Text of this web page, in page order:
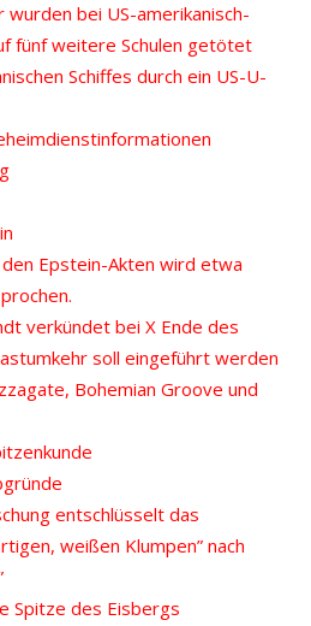
bei US-amerikanisch-
fünf weitere Schulen getötet
Schiffes durch ein US-U-
Epstein-Akten wird etwa
verkündet bei X Ende des
soll eingeführt werden
Bohemian Groove und
entschlüsselt das
weißen Klumpen” nach
Spitze des Eisbergs